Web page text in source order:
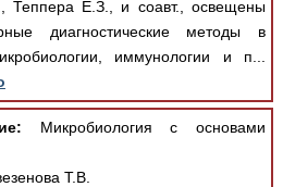
Теппера Е.З., и соавт., освещены
диагностические методы в
иммунологии и п...
Микробиология с основами
Т.В.